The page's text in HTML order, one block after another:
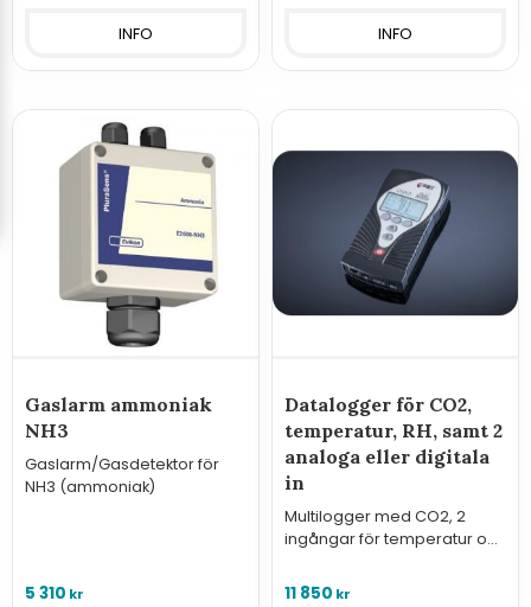
INFO INFO
Gaslarm ammoniak
NH3
Gaslarm/Gasdetektor för
NH3 (ammoniak)
5 310 kr
Datalogger för CO2,
temperatur, RH, samt 2
analoga eller digitala
in
Multilogger med CO2, 2
ingångar för temperatur och
kanaler för analoga eller
11 850 kr